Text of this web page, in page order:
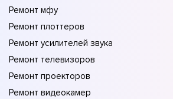
Ремонт мфу
Ремонт плоттеров
Ремонт усилителей звука
Ремонт телевизоров
Ремонт проекторов
Ремонт видеокамер